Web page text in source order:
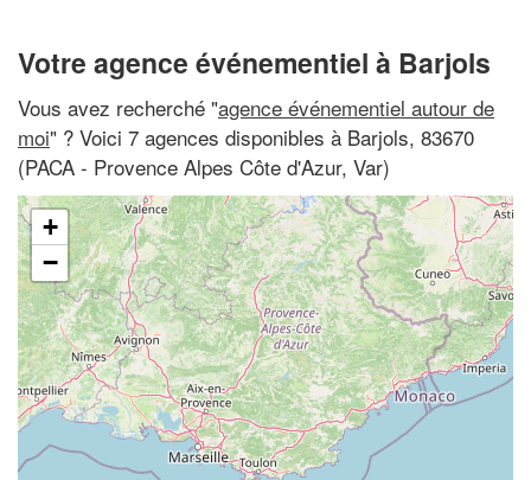
Votre agence événementiel à Barjols
Vous avez recherché "agence événementiel autour de
moi" ? Voici 7 agences disponibles à Barjols, 83670
(PACA - Provence Alpes Côte d'Azur, Var)
+
−